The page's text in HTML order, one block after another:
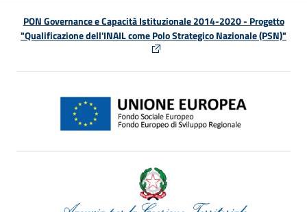
PON Governance e Capacità Istituzionale 2014-2020 - Progetto
"Qualificazione dell'INAIL come Polo Strategico Nazionale (PSN)"